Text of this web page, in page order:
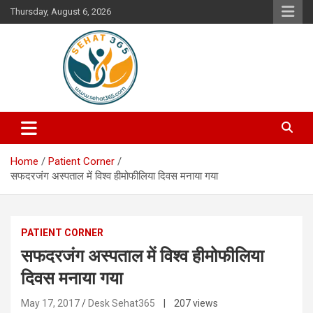
Skip
to
Thursday, August 6, 2026
Sehat365
Your's Complete Health Guide
Home
Patient Corner
सफदरजंग अस्पताल में विश्व हीमोफीलिया दिवस मनाया गया
PATIENT CORNER
सफदरजंग अस्पताल में विश्व हीमोफीलिया
दिवस मनाया गया
May 17, 2017 Desk Sehat365 | 207 views